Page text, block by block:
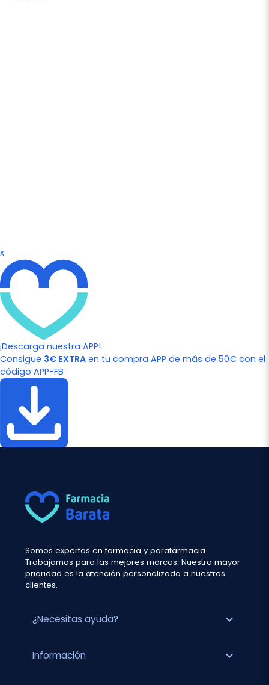
x
¡Descarga nuestra APP!
Consigue 3€ EXTRA en tu compra APP de más de 50€ con el
código APP-FB
Somos expertos en farmacia y parafarmacia.
Trabajamos para las mejores marcas. Nuestra mayor
prioridad es la atención personalizada a nuestros
clientes.
¿Necesitas ayuda? expand_more
Información expand_more